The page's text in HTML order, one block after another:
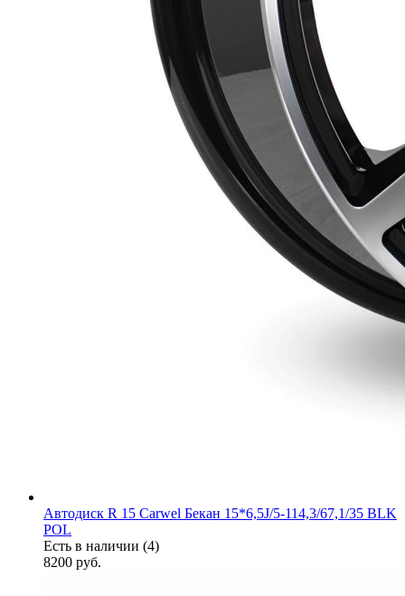
Автодиск R 15 Carwel Бекан 15*6,5J/5-114,3/67,1/35 BLK
POL
Есть в наличии (4)
8200 руб.